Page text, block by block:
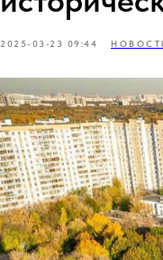
2025-03-23 09:44